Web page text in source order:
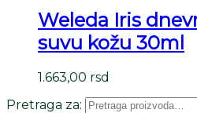
Weleda Iris
suvu kožu 30ml
1.663,00 rsd
Pretraga za: